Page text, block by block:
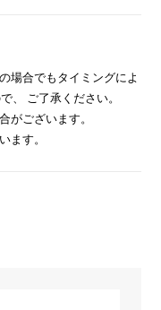
場合でもタイミングによ
、 ご了承ください。
がございます。
ます。